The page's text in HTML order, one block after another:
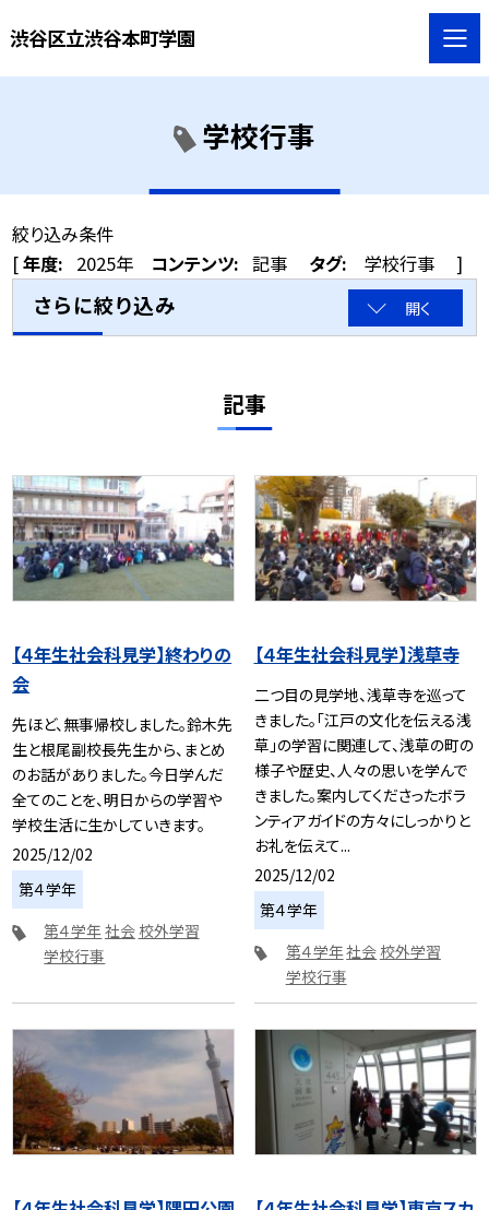
渋谷区立渋谷本町学園
学校行事
絞り込み条件
[年度: 2025年 コンテンツ: 記事 タグ: 学校行事 ]
さらに絞り込み 開く
記事
【４年生社会科見学】終わりの
会
先ほど、無事帰校しました。鈴木先
生と根尾副校長先生から、まとめ
のお話がありました。今日学んだ
全てのことを、明日からの学習や
学校生活に生かしていきます。
2025/12/02
第４学年
第４学年社会 校外学習
学校行事
【４年生社会科見学】浅草寺
二つ目の見学地、浅草寺を巡って
きました。「江戸の文化を伝える浅
草」の学習に関連して、浅草の町の
様子や歴史、人々の思いを学んで
きました。案内してくださったボラ
ンティアガイドの方々にしっかりと
お礼を伝えて...
2025/12/02
第４学年
第４学年社会 校外学習
学校行事